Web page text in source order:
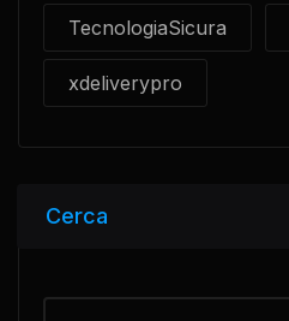
TecnologiaSicura
xdeliverypro
Cerca